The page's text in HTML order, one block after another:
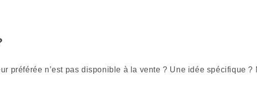
préférée n’est pas disponible à la vente ? Une idée spécifique